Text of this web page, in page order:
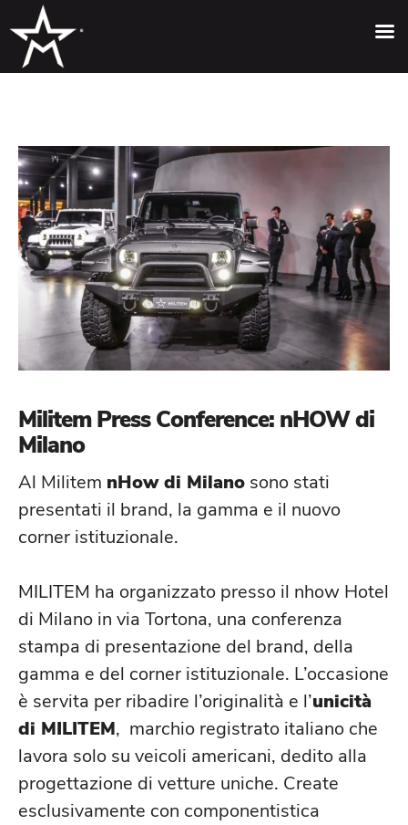
Militem Press Conference: nHOW di
Milano
Al Militem nHow di Milano sono stati
presentati il brand, la gamma e il nuovo
corner istituzionale.
MILITEM ha organizzato presso il nhow Hotel
di Milano in via Tortona, una conferenza
stampa di presentazione del brand, della
gamma e del corner istituzionale. L’occasione
è servita per ribadire l’originalità e l’unicità
di MILITEM, marchio registrato italiano che
lavora solo su veicoli americani, dedito alla
progettazione di vetture uniche. Create
esclusivamente con componentistica